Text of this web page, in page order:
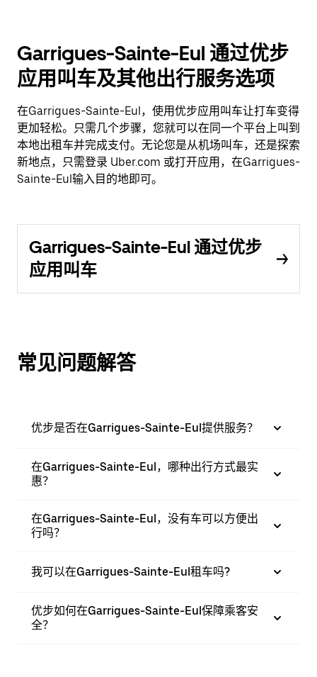
Garrigues-Sainte-Eul 通过优步
应用叫车及其他出行服务选项
在Garrigues-Sainte-Eul，使用优步应用叫车让打车变得
更加轻松。只需几个步骤，您就可以在同一个平台上叫到
本地出租车并完成支付。无论您是从机场叫车，还是探索
新地点，只需登录 Uber.com 或打开应用，在Garrigues-
Sainte-Eul输入目的地即可。
Garrigues-Sainte-Eul 通过优步
应用叫车
常见问题解答
优步是否在Garrigues-Sainte-Eul提供服务？
在Garrigues-Sainte-Eul，哪种出行方式最实
惠？
在Garrigues-Sainte-Eul，没有车可以方便出
行吗？
我可以在Garrigues-Sainte-Eul租车吗?
优步如何在Garrigues-Sainte-Eul保障乘客安
全？